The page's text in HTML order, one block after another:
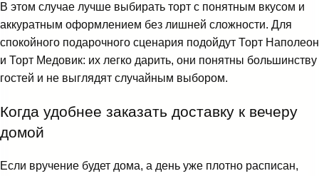
В этом случае лучше выбирать торт с понятным вкусом и
аккуратным оформлением без лишней сложности. Для
спокойного подарочного сценария подойдут Торт Наполеон
и Торт Медовик: их легко дарить, они понятны большинству
гостей и не выглядят случайным выбором.
Когда удобнее заказать доставку к вечеру
домой
Если вручение будет дома, а день уже плотно расписан,